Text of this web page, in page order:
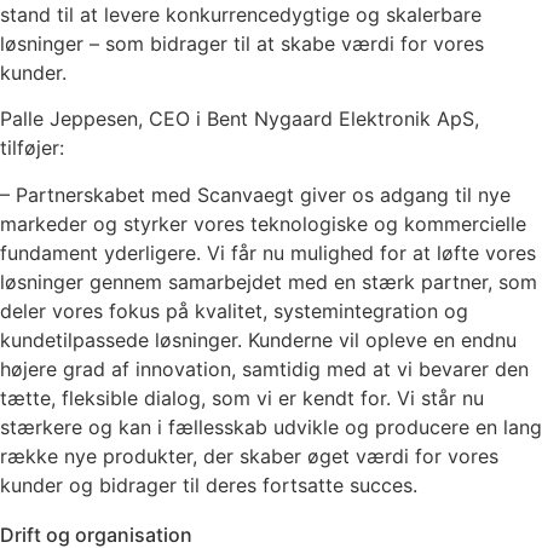
stand til at levere konkurrencedygtige og skalerbare
løsninger – som bidrager til at skabe værdi for vores
kunder.
Palle Jeppesen, CEO i Bent Nygaard Elektronik ApS,
tilføjer:
– Partnerskabet med Scanvaegt giver os adgang til nye
markeder og styrker vores teknologiske og kommercielle
fundament yderligere. Vi får nu mulighed for at løfte vores
løsninger gennem samarbejdet med en stærk partner, som
deler vores fokus på kvalitet, systemintegration og
kundetilpassede løsninger. Kunderne vil opleve en endnu
højere grad af innovation, samtidig med at vi bevarer den
tætte, fleksible dialog, som vi er kendt for. Vi står nu
stærkere og kan i fællesskab udvikle og producere en lang
række nye produkter, der skaber øget værdi for vores
kunder og bidrager til deres fortsatte succes.
Drift og organisation